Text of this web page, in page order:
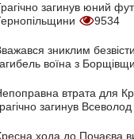
загинув юний
9534
зниклим
воїна з
втрата для
загинув
хода до Почаєва